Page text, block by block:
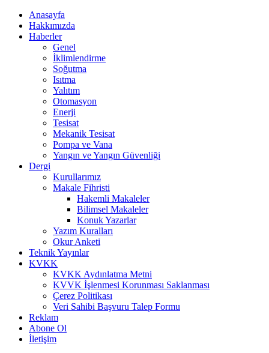
Anasayfa
Hakkımızda
Haberler
Genel
İklimlendirme
Soğutma
Isıtma
Yalıtım
Otomasyon
Enerji
Tesisat
Mekanik Tesisat
Pompa ve Vana
Yangın ve Yangın Güvenliği
Dergi
Kurullarımız
Makale Fihristi
Hakemli Makaleler
Bilimsel Makaleler
Konuk Yazarlar
Yazım Kuralları
Okur Anketi
Teknik Yayınlar
KVKK
KVKK Aydınlatma Metni
KVVK İşlenmesi Korunması Saklanması
Çerez Politikası
Veri Sahibi Başvuru Talep Formu
Reklam
Abone Ol
İletişim